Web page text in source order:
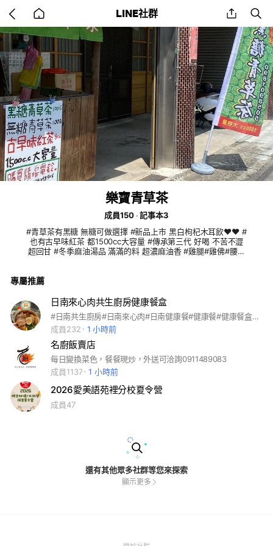
back
to
home
LINE社群 share
樂寶青草茶
成員150
記事本3
#青草茶有黑糖 無糖可做選擇 #新品上市 黑白枸杞木耳飲♥️♥️ #
也有古早味紅茶 都1500cc大容量 #傳承第三代 好喝 不苦不澀
超回甘 #冬季麻油湯品 滿滿的料 超濃麻油香 #雞腿#雞佛#腰子
專屬推薦
日南來心肉共生廚房健康餐盒
#日南共生廚房#日南來心肉#日南健康餐#健康餐#健康餐盒實踐獎
成員232
1 小時前
名廚飯賣店
每日變換菜色，餐餐現炒，外送可洽詢0911489083
成員1137
1 小時前
2026愛美語苑裡分校夏令營
成員47
還有其他眾多社群等您來探索
顯示更多